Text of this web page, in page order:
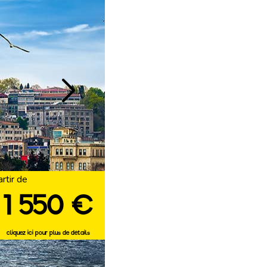
de
1 550 €
cliquez ici pour plus de détails